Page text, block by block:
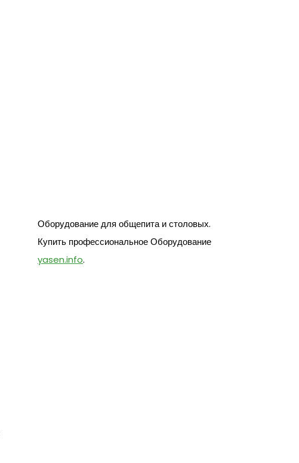
Оборудование для общепита и столовых.
Купить профессиональное Оборудование
yasen.info.